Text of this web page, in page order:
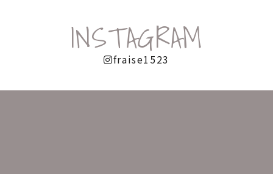
INSTAGRAM
fraise1523